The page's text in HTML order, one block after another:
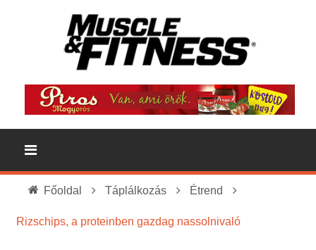
Főoldal Táplálkozás Étrend
Rizschips, a proteinben gazdag nassolnivaló